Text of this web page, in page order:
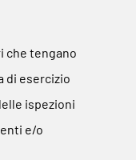
che tengano
di esercizio
ispezioni
e/o